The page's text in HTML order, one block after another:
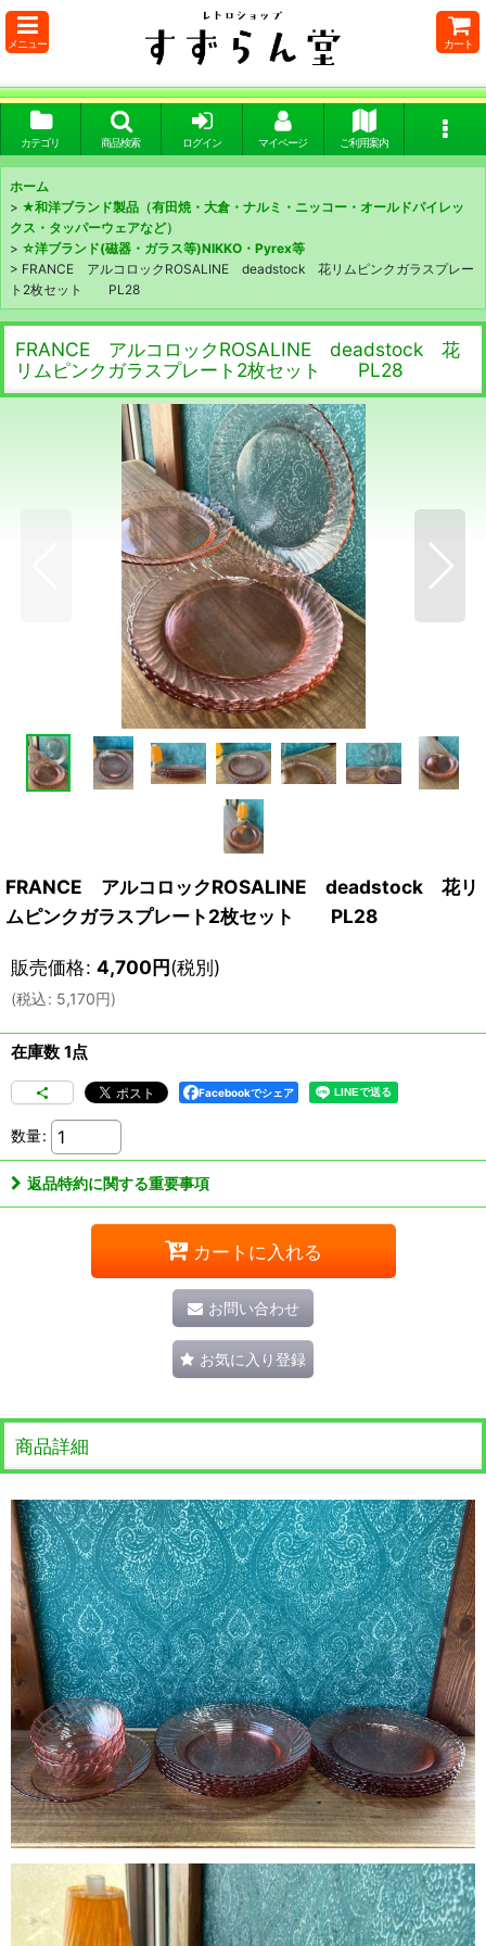
メニュー カート
カテゴリ 商品検索 ログイン マイページ ご利用案内
ホーム
> ★和洋ブランド製品（有田焼・大倉・ナルミ・ニッコー・オールドパイレッ
クス・タッパーウェアなど）
> ☆洋ブランド(磁器・ガラス等)NIKKO・Pyrex等
> FRANCE アルコロックROSALINE deadstock 花リムピンクガラスプレー
ト2枚セット PL28
FRANCE アルコロックROSALINE deadstock 花
リムピンクガラスプレート2枚セット PL28
FRANCE アルコロックROSALINE deadstock 花リ
ムピンクガラスプレート2枚セット PL28
販売価格: 4,700円(税別)
(税込: 5,170円)
在庫数 1点
Facebookでシェア
数量:
返品特約に関する重要事項
カートに入れる
お問い合わせ
お気に入り登録
商品詳細